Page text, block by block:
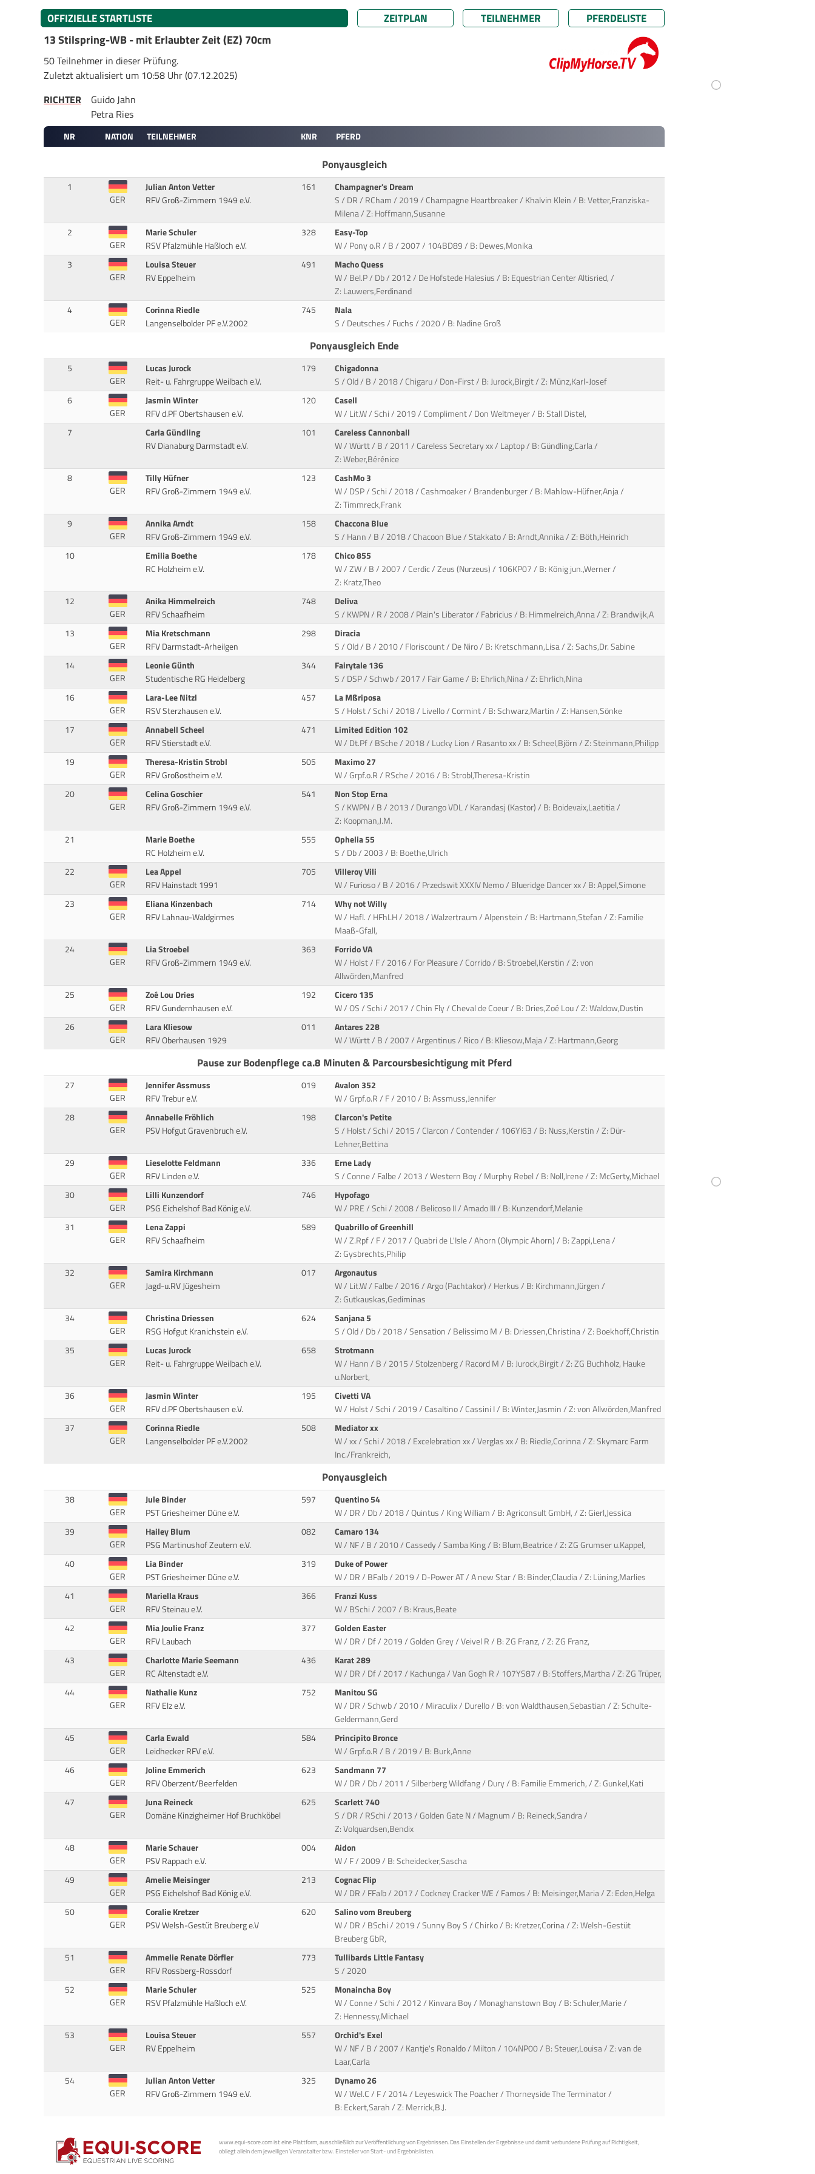
OFFIZIELLE STARTLISTE ZEITPLAN TEILNEHMER
PFERDELISTE
13 Stilspring-WB - mit Erlaubter Zeit (EZ) 70cm
50 Teilnehmer in dieser Prüfung.
Zuletzt aktualisiert um 10:58 Uhr (07.12.2025)
RICHTER
Guido Jahn
Petra Ries
NR NATION TEILNEHMER KNR PFERD
Ponyausgleich
1
GER
Julian Anton Vetter
RFV Groß-Zimmern 1949 e.V.
161
Champagner's Dream
S / DR / RCham / 2019 / Champagne Heartbreaker / Khalvin Klein / B: Vetter,Franziska-
Milena / Z: Hoffmann,Susanne
2
GER
Marie Schuler
RSV Pfalzmühle Haßloch e.V.
328
Easy-Top
W / Pony o.R / B / 2007 / 104BD89 / B: Dewes,Monika
3
GER
Louisa Steuer
RV Eppelheim
491
Macho Quess
W / Bel.P / Db / 2012 / De Hofstede Halesius / B: Equestrian Center Altisried, /
Z: Lauwers,Ferdinand
4
GER
Corinna Riedle
Langenselbolder PF e.V.2002
745
Nala
S / Deutsches / Fuchs / 2020 / B: Nadine Groß
Ponyausgleich Ende
5
GER
Lucas Jurock
Reit- u. Fahrgruppe Weilbach e.V.
179
Chigadonna
S / Old / B / 2018 / Chigaru / Don-First / B: Jurock,Birgit / Z: Münz,Karl-Josef
6
GER
Jasmin Winter
RFV d.PF Obertshausen e.V.
120
Casell
W / Lit.W / Schi / 2019 / Compliment / Don Weltmeyer / B: Stall Distel,
7
Carla Gündling
RV Dianaburg Darmstadt e.V.
101
Careless Cannonball
W / Württ / B / 2011 / Careless Secretary xx / Laptop / B: Gündling,Carla /
Z: Weber,Bérénice
8
GER
Tilly Hüfner
RFV Groß-Zimmern 1949 e.V.
123
CashMo 3
W / DSP / Schi / 2018 / Cashmoaker / Brandenburger / B: Mahlow-Hüfner,Anja /
Z: Timmreck,Frank
9
GER
Annika Arndt
RFV Groß-Zimmern 1949 e.V.
158
Chaccona Blue
S / Hann / B / 2018 / Chacoon Blue / Stakkato / B: Arndt,Annika / Z: Böth,Heinrich
10
Emilia Boethe
RC Holzheim e.V.
178
Chico 855
W / ZW / B / 2007 / Cerdic / Zeus (Nurzeus) / 106KP07 / B: König jun.,Werner /
Z: Kratz,Theo
12
GER
Anika Himmelreich
RFV Schaafheim
748
Deliva
S / KWPN / R / 2008 / Plain's Liberator / Fabricius / B: Himmelreich,Anna / Z: Brandwijk,A
13
GER
Mia Kretschmann
RFV Darmstadt-Arheilgen
298
Diracia
S / Old / B / 2010 / Floriscount / De Niro / B: Kretschmann,Lisa / Z: Sachs,Dr. Sabine
14
GER
Leonie Günth
Studentische RG Heidelberg
344
Fairytale 136
S / DSP / Schwb / 2017 / Fair Game / B: Ehrlich,Nina / Z: Ehrlich,Nina
16
GER
Lara-Lee Nitzl
RSV Sterzhausen e.V.
457
La Mßriposa
S / Holst / Schi / 2018 / Livello / Cormint / B: Schwarz,Martin / Z: Hansen,Sönke
17
GER
Annabell Scheel
RFV Stierstadt e.V.
471
Limited Edition 102
W / Dt.Pf / BSche / 2018 / Lucky Lion / Rasanto xx / B: Scheel,Björn / Z: Steinmann,Philipp
19
GER
Theresa-Kristin Strobl
RFV Großostheim e.V.
505
Maximo 27
W / Grpf.o.R / RSche / 2016 / B: Strobl,Theresa-Kristin
20
GER
Celina Goschier
RFV Groß-Zimmern 1949 e.V.
541
Non Stop Erna
S / KWPN / B / 2013 / Durango VDL / Karandasj (Kastor) / B: Boidevaix,Laetitia /
Z: Koopman,J.M.
21
Marie Boethe
RC Holzheim e.V.
555
Ophelia 55
S / Db / 2003 / B: Boethe,Ulrich
22
GER
Lea Appel
RFV Hainstadt 1991
705
Villeroy Vili
W / Furioso / B / 2016 / Przedswit XXXIV Nemo / Blueridge Dancer xx / B: Appel,Simone
23
GER
Eliana Kinzenbach
RFV Lahnau-Waldgirmes
714
Why not Willy
W / Hafl. / HFhLH / 2018 / Walzertraum / Alpenstein / B: Hartmann,Stefan / Z: Familie
Maaß-Gfall,
24
GER
Lia Stroebel
RFV Groß-Zimmern 1949 e.V.
363
Forrido VA
W / Holst / F / 2016 / For Pleasure / Corrido / B: Stroebel,Kerstin / Z: von
Allwörden,Manfred
25
GER
Zoé Lou Dries
RFV Gundernhausen e.V.
192
Cicero 135
W / OS / Schi / 2017 / Chin Fly / Cheval de Coeur / B: Dries,Zoé Lou / Z: Waldow,Dustin
26
GER
Lara Kliesow
RFV Oberhausen 1929
011
Antares 228
W / Württ / B / 2007 / Argentinus / Rico / B: Kliesow,Maja / Z: Hartmann,Georg
Pause zur Bodenpflege ca.8 Minuten & Parcoursbesichtigung mit Pferd
27
GER
Jennifer Assmuss
RFV Trebur e.V.
019
Avalon 352
W / Grpf.o.R / F / 2010 / B: Assmuss,Jennifer
28
GER
Annabelle Fröhlich
PSV Hofgut Gravenbruch e.V.
198
Clarcon's Petite
S / Holst / Schi / 2015 / Clarcon / Contender / 106YI63 / B: Nuss,Kerstin / Z: Dür-
Lehner,Bettina
29
GER
Lieselotte Feldmann
RFV Linden e.V.
336
Erne Lady
S / Conne / Falbe / 2013 / Western Boy / Murphy Rebel / B: Noll,Irene / Z: McGerty,Michael
30
GER
Lilli Kunzendorf
PSG Eichelshof Bad König e.V.
746
Hypofago
W / PRE / Schi / 2008 / Belicoso II / Amado III / B: Kunzendorf,Melanie
31
GER
Lena Zappi
RFV Schaafheim
589
Quabrillo of Greenhill
W / Z.Rpf / F / 2017 / Quabri de L'Isle / Ahorn (Olympic Ahorn) / B: Zappi,Lena /
Z: Gysbrechts,Philip
32
GER
Samira Kirchmann
Jagd-u.RV Jügesheim
017
Argonautus
W / Lit.W / Falbe / 2016 / Argo (Pachtakor) / Herkus / B: Kirchmann,Jürgen /
Z: Gutkauskas,Gediminas
34
GER
Christina Driessen
RSG Hofgut Kranichstein e.V.
624
Sanjana 5
S / Old / Db / 2018 / Sensation / Belissimo M / B: Driessen,Christina / Z: Boekhoff,Christin
35
GER
Lucas Jurock
Reit- u. Fahrgruppe Weilbach e.V.
658
Strotmann
W / Hann / B / 2015 / Stolzenberg / Racord M / B: Jurock,Birgit / Z: ZG Buchholz, Hauke
u.Norbert,
36
GER
Jasmin Winter
RFV d.PF Obertshausen e.V.
195
Civetti VA
W / Holst / Schi / 2019 / Casaltino / Cassini I / B: Winter,Jasmin / Z: von Allwörden,Manfred
37
GER
Corinna Riedle
Langenselbolder PF e.V.2002
508
Mediator xx
W / xx / Schi / 2018 / Excelebration xx / Verglas xx / B: Riedle,Corinna / Z: Skymarc Farm
Inc./Frankreich,
Ponyausgleich
38
GER
Jule Binder
PST Griesheimer Düne e.V.
597
Quentino 54
W / DR / Db / 2018 / Quintus / King William / B: Agriconsult GmbH, / Z: Gierl,Jessica
39
GER
Hailey Blum
PSG Martinushof Zeutern e.V.
082
Camaro 134
W / NF / B / 2010 / Cassedy / Samba King / B: Blum,Beatrice / Z: ZG Grumser u.Kappel,
40
GER
Lia Binder
PST Griesheimer Düne e.V.
319
Duke of Power
W / DR / BFalb / 2019 / D-Power AT / A new Star / B: Binder,Claudia / Z: Lüning,Marlies
41
GER
Mariella Kraus
RFV Steinau e.V.
366
Franzi Kuss
W / BSchi / 2007 / B: Kraus,Beate
42
GER
Mia Joulie Franz
RFV Laubach
377
Golden Easter
W / DR / Df / 2019 / Golden Grey / Veivel R / B: ZG Franz, / Z: ZG Franz,
43
GER
Charlotte Marie Seemann
RC Altenstadt e.V.
436
Karat 289
W / DR / Df / 2017 / Kachunga / Van Gogh R / 107YS87 / B: Stoffers,Martha / Z: ZG Trüper,
44
GER
Nathalie Kunz
RFV Elz e.V.
752
Manitou SG
W / DR / Schwb / 2010 / Miraculix / Durello / B: von Waldthausen,Sebastian / Z: Schulte-
Geldermann,Gerd
45
GER
Carla Ewald
Leidhecker RFV e.V.
584
Principito Bronce
W / Grpf.o.R / B / 2019 / B: Burk,Anne
46
GER
Joline Emmerich
RFV Oberzent/Beerfelden
623
Sandmann 77
W / DR / Db / 2011 / Silberberg Wildfang / Dury / B: Familie Emmerich, / Z: Gunkel,Kati
47
GER
Juna Reineck
Domäne Kinzigheimer Hof Bruchköbel
625
Scarlett 740
S / DR / RSchi / 2013 / Golden Gate N / Magnum / B: Reineck,Sandra /
Z: Volquardsen,Bendix
48
GER
Marie Schauer
PSV Rappach e.V.
004
Aidon
W / F / 2009 / B: Scheidecker,Sascha
49
GER
Amelie Meisinger
PSG Eichelshof Bad König e.V.
213
Cognac Flip
W / DR / FFalb / 2017 / Cockney Cracker WE / Famos / B: Meisinger,Maria / Z: Eden,Helga
50
GER
Coralie Kretzer
PSV Welsh-Gestüt Breuberg e.V
620
Salino vom Breuberg
W / DR / BSchi / 2019 / Sunny Boy S / Chirko / B: Kretzer,Corina / Z: Welsh-Gestüt
Breuberg GbR,
51
GER
Ammelie Renate Dörfler
RFV Rossberg-Rossdorf
773
Tullibards Little Fantasy
S / 2020
52
GER
Marie Schuler
RSV Pfalzmühle Haßloch e.V.
525
Monaincha Boy
W / Conne / Schi / 2012 / Kinvara Boy / Monaghanstown Boy / B: Schuler,Marie /
Z: Hennessy,Michael
53
GER
Louisa Steuer
RV Eppelheim
557
Orchid's Exel
W / NF / B / 2007 / Kantje's Ronaldo / Milton / 104NP00 / B: Steuer,Louisa / Z: van de
Laar,Carla
54
GER
Julian Anton Vetter
RFV Groß-Zimmern 1949 e.V.
325
Dynamo 26
W / Wel.C / F / 2014 / Leyeswick The Poacher / Thorneyside The Terminator /
B: Eckert,Sarah / Z: Merrick,B.J.
www.equi-score.com ist eine Plattform, ausschließlich zur Veröffentlichung von Ergebnissen. Das Einstellen der Ergebnisse und damit verbundene Prüfung auf Richtigkeit,
obliegt allein dem jeweiligen Veranstalter bzw. Einsteller von Start- und Ergebnislisten.